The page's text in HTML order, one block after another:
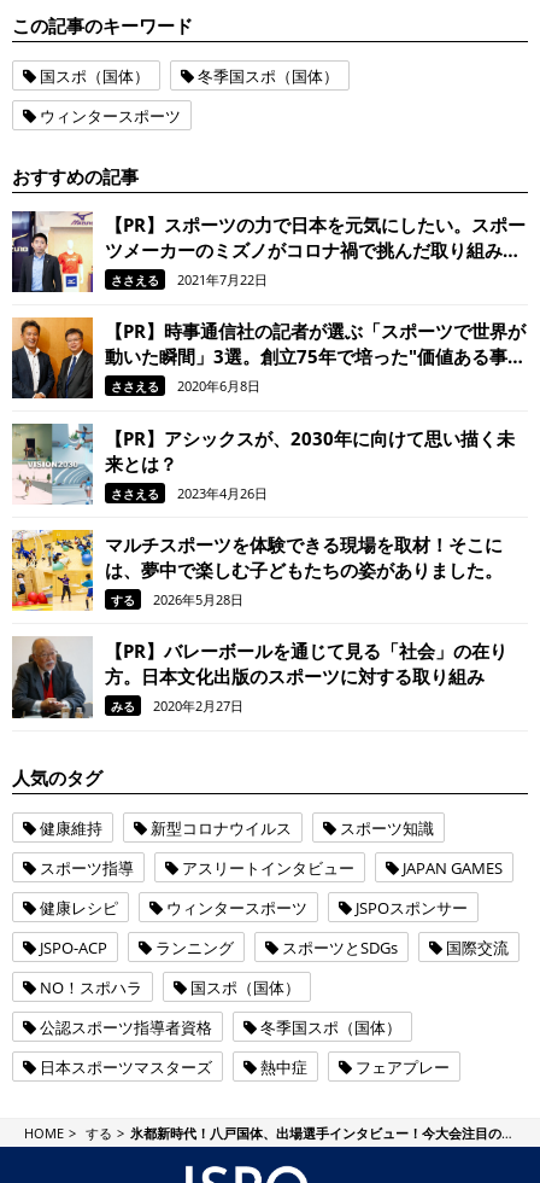
この記事のキーワード
国スポ（国体）
冬季国スポ（国体）
ウィンタースポーツ
おすすめの記事
【PR】スポーツの力で日本を元気にしたい。スポー
ツメーカーのミズノがコロナ禍で挑んだ取り組みと
はささえる 2021年7月22日
【PR】時事通信社の記者が選ぶ「スポーツで世界が
動いた瞬間」3選。創立75年で培った"価値ある事
実"を見抜く目
ささえる 2020年6月8日
【PR】アシックスが、2030年に向けて思い描く未
来とは？
ささえる 2023年4月26日
マルチスポーツを体験できる現場を取材！そこに
は、夢中で楽しむ子どもたちの姿がありました。
する 2026年5月28日
【PR】バレーボールを通じて見る「社会」の在り
方。日本文化出版のスポーツに対する取り組み
みる 2020年2月27日
人気のタグ
健康維持 新型コロナウイルス
スポーツ知識
スポーツ指導
アスリートインタビュー
JAPAN GAMES
健康レシピ
ウィンタースポーツ
JSPOスポンサー
JSPO-ACP
ランニング スポーツとSDGs
国際交流
NO！スポハラ
国スポ（国体）
公認スポーツ指導者資格
冬季国スポ（国体）
日本スポーツマスターズ
熱中症 フェアプレー
HOMEJSPO Plus
する 氷都新時代！八戸国体、出場選手インタビュー！今大会注目のスケート選手を紹介します。②